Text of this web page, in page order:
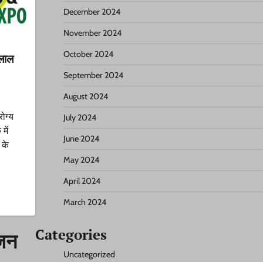
में
के
December 2024
November 2024
October 2024
September 2024
August 2024
July 2024
June 2024
May 2024
April 2024
March 2024
Categories
Uncategorized